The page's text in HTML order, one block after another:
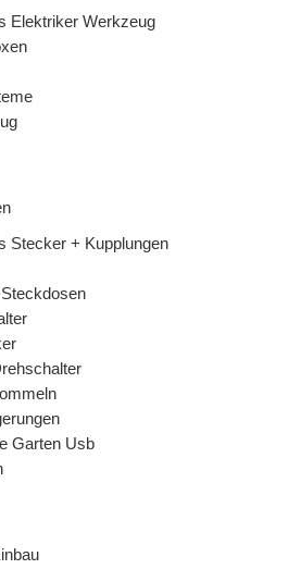
Elektriker Werkzeug
Stecker + Kupplungen
Garten Usb